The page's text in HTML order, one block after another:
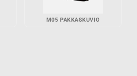
M05 PAKKASKUVIO